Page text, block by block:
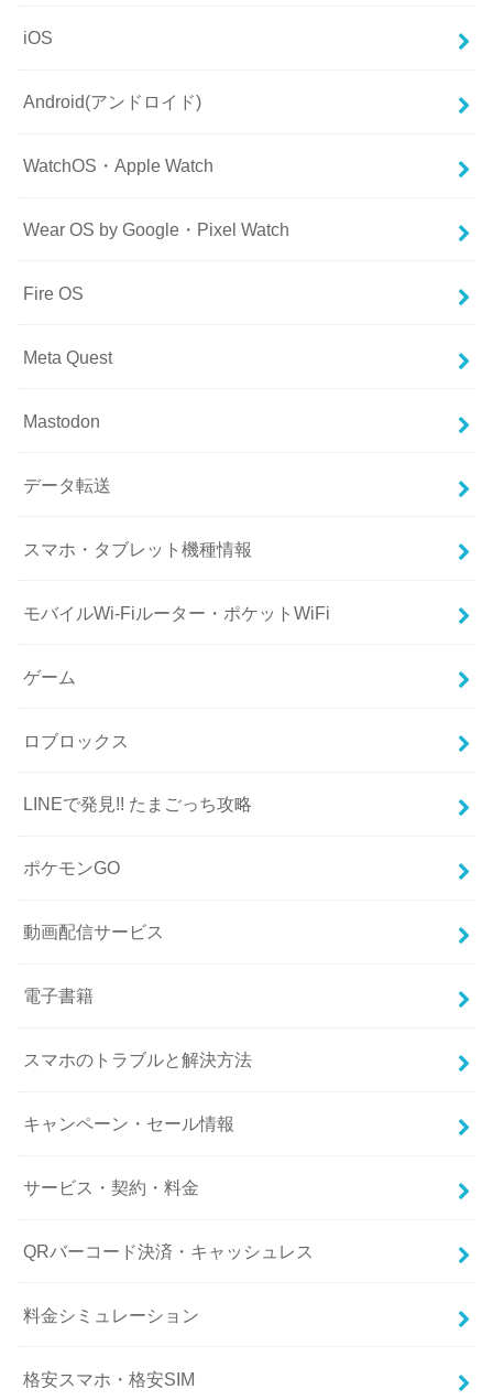
iOS
Android(アンドロイド)
WatchOS・Apple Watch
Wear OS by Google・Pixel Watch
Fire OS
Meta Quest
Mastodon
データ転送
スマホ・タブレット機種情報
モバイルWi-Fiルーター・ポケットWiFi
ゲーム
ロブロックス
LINEで発見!! たまごっち攻略
ポケモンGO
動画配信サービス
電子書籍
スマホのトラブルと解決方法
キャンペーン・セール情報
サービス・契約・料金
QRバーコード決済・キャッシュレス
料金シミュレーション
格安スマホ・格安SIM